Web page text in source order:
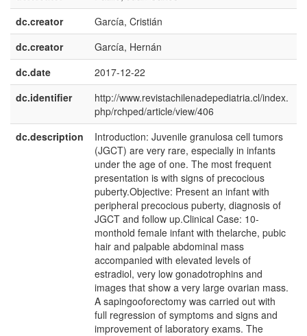
dc.creator
García, Cristián
dc.creator
García, Hernán
dc.date
2017-12-22
dc.identifier
http://www.revistachilenadepediatria.cl/index.
php/rchped/article/view/406
dc.description
Introduction: Juvenile granulosa cell tumors
(JGCT) are very rare, especially in infants
under the age of one. The most frequent
presentation is with signs of precocious
puberty.Objective: Present an infant with
peripheral precocious puberty, diagnosis of
JGCT and follow up.Clinical Case: 10-
monthold female infant with thelarche, pubic
hair and palpable abdominal mass
accompanied with elevated levels of
estradiol, very low gonadotrophins and
images that show a very large ovarian mass.
A sapingooforectomy was carried out with
full regression of symptoms and signs and
improvement of laboratory exams. The